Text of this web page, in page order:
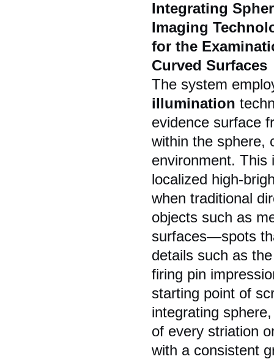
Integrating
Imaging
for the
Curved Surfaces
The system
illumination
evidence surface
within the sphere,
environment. This
localized high-
when traditional
objects such as
surfaces—spots
details such as
firing pin
starting point of
integrating
of every striation
with a consistent